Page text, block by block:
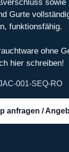
Gurte
funktionsfähig.
ohne
hier schreiben!
001-SEQ-RO
anfragen /